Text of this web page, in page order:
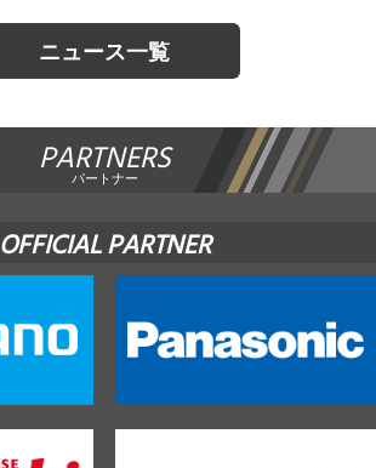
ニュース一覧
PARTNERS
パートナー
OFFICIAL PARTNER